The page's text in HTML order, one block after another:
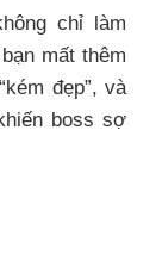
chỉ làm
mất thêm
đẹp”, và
boss sợ